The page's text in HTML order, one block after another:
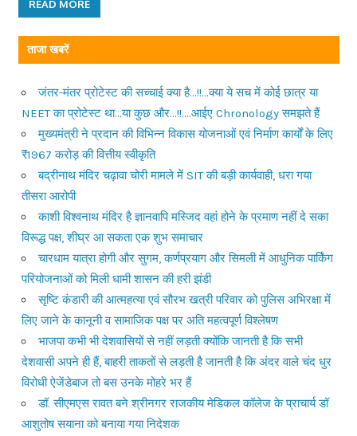
READ MORE
ताजा खबरें
जंतर-मंतर प्रोटेस्ट की सच्चाई क्या है…!!…क्या ये सच में कोई छात्र या
NEET का प्रोटेस्ट था…या कुछ और…!!….आईए Chronology समझते हैं
मुख्यमंत्री ने प्रदान की विभिन्न विकास योजनाओं एवं निर्माण कार्यों के लिए
₹1967 करोड़ की वित्तीय स्वीकृति
बद्रीनाथ मंदिर चढ़ावा चोरी मामले में SIT की बड़ी कार्यवाही, धरा गया
तीसरा आरोपी
काशी विश्वनाथ मंदिर है ज्ञानवापि मस्जिद वहां होने के प्रमाण नहीं दे सका
विरूद्ध पक्ष, शीघ्र आ सकता एक शुभ समाचार
चारधाम यात्रा होगी और सुगम, कर्णप्रयाग और सिमली में आधुनिक पार्किंग
परियोजनाओं को मिली धामी शासन की हरी झंडी
सृष्टि कंडारी की आत्महत्या एवं सौरभ खत्री परिवार को पुलिस अभिरक्षा में
लिए जाने के कानूनी व सामाजिक पक्ष पर अति महत्वपूर्ण विश्लेषण
भाजपा कभी भी देशवासियों से नहीं लड़ती क्योंकि जानती है कि सभी
देशवासी अपने ही हैं, बाहरी ताकतों से लड़ती है जानती है कि अंदर वाले चंद धुर
विरोधी ऐजेंडेबाज तो बस उनके मोहरे भर हैं
डॉ. सीएमएस रावत बने श्रीनगर राजकीय मेडिकल कॉलेज के प्राचार्य डॉ
आशुतोष सयाना को बनाया गया निदेशक